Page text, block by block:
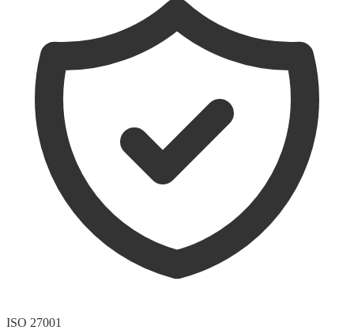
ISO 27001